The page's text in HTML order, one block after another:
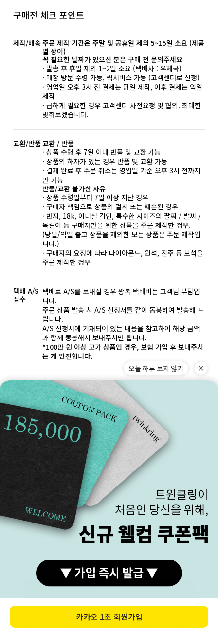
구매하기
구매전 체크 포인트
제작/배송주문 제작 기간은 주말 및 공휴일 제외 5~15일 소요 (제품
별 상이)
꼭 필요한 날짜가 있으신 분은 구매 전 문의주세요
· 발송 후 휴일 제외 1~2일 소요 (택배사 : 우체국)
· 매장 방문 수령 가능, 퀵서비스 가능 (고객센터로 신청)
· 영업일 오후 3시 전 결제는 당일 제작, 이후 결제는 익일
제작
· 급하게 필요한 경우 고객센터 사전요청 및 협의. 최대한
맞춰보겠습니다.
교환/반품 교환 / 반품
· 상품 수령 후 7일 이내 반품 및 교환 가능
· 상품의 하자가 있는 경우 반품 및 교환 가능
· 결제 완료 후 주문 취소는 영업일 기준 오후 3시 전까지
만 가능
반품/교환 불가한 사유
· 상품 수령일부터 7일 이상 지난 경우
· 구매자 책임으로 상품의 멸시 또는 훼손된 경우
· 반지, 18k, 이니셜 각인, 특수한 사이즈의 팔찌 / 발찌 /
목걸이 등 구매자만을 위한 상품을 주문 제작한 경우.
(당일/익일 출고 상품을 제외한 모든 상품은 주문 제작입
니다.)
· 구매자의 요청에 따라 다이아몬드, 원석, 진주 등 보석을
주문 제작한 경우
택배 A/S
접수
택배로 A/S를 보내실 경우 왕복 택배비는 고객님 부담입
니다.
주문 상품 발송 시 A/S 신청서를 같이 동봉하여 발송해 드
립니다.
A/S 신청서에 기재되어 있는 내용을 참고하여 해당 금액
과 함께 동봉해서 보내주시면 됩니다.
*100만 원 이상 고가 상품인 경우, 보험 가입 후 보내주시
는 게 안전합니다.
주의사항 금 상품의 특성상 무른 성질을 가지고 있습니다.
찌그러짐, 끊어짐 등 변형이 발생할 수 있으므로 충격에
유의하여 사용해 주세요.
이러한 변경은 기간과 횟수에 상관없이 무상으로 A/S가
가능합니다.(왕복 택배비 본인 부담)
*화이트 골드는 제작 후 마무리 단계에 도금이 들어가게
됩니다.
착용자의 관리에 따라 도금이 벗겨질 수 있으며 추가 도금
작업이 가능합니다.(추가 요금 발생)
해상도
· 모니터 해상도에 따라 실제 색상과 차이가 있을 수 있습
(제품의 이미지는 자연광, 촬영 조명등에 의해 제품 색상
이 다르게 보일 수 있습니다)
· 로즈 골드 색상의 경우 금속 배합 과정이 수작업으로 이
루어지기 때문에 미세한 톤의 차이가 있을 수 있습니다.
· 주얼리의 특성상 세팅된 원석의 모양, 크기, 컬러가 다를
· 아래 8단계의 명암 구분이 명확하게 되어야 보다 정확한
밝기로 상품을 확인 하실 수 있습니다.
보호
본 홈페이지 내의 모든 이미지, 문구, 콘텐츠 등에 대한 권
오늘 하루 보지 않기
카카오 1초 회원가입